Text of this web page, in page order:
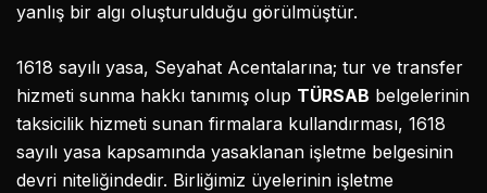
yanlış bir algı oluşturulduğu görülmüştür.
1618 sayılı yasa, Seyahat Acentalarına; tur ve transfer
hizmeti sunma hakkı tanımış olup TÜRSAB belgelerinin
taksicilik hizmeti sunan firmalara kullandırması, 1618
sayılı yasa kapsamında yasaklanan işletme belgesinin
devri niteliğindedir. Birliğimiz üyelerinin işletme